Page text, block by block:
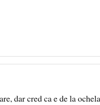
dar cred ca e de la